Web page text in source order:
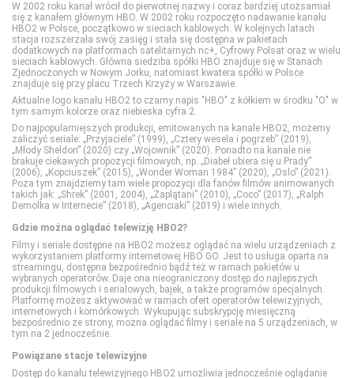
Eurosport 2
Extreme Sports Channel
Polsat Sport 1
Polsat Sport 2
Polsat Sport 3
Polsat Sport Extra 1
Polsat Sport Extra 2
Polsat Sport Extra 3
Polsat Sport Extra 4
Fokus TV
HISTORY
HISTORY 2
ID
Nat Geo People
National Geographic
National Geographic Wild
PLANETE+
Polsat Doku
Polsat Play
Polsat Rodzina
TLC
TTV
TVN Style
TVN Turbo
TVP Kobieta
Nicktoons
TVP ABC
W 2002 roku kanał wrócił do pierwotnej nazwy i coraz bardziej utożsamiał
się z kanałem głównym HBO. W 2002 roku rozpoczęto nadawanie kanału
HBO2 w Polsce, początkowo w sieciach kablowych. W kolejnych latach
stacja rozszerzała swój zasięg i stała się dostępna w pakietach
dodatkowych na platformach satelitarnych nc+, Cyfrowy Polsat oraz w wielu
sieciach kablowych. Główna siedziba spółki HBO znajduje się w Stanach
Zjednoczonych w Nowym Jorku, natomiast kwatera spółki w Polsce
znajduje się przy placu Trzech Krzyży w Warszawie.
Aktualne logo kanału HBO2 to czarny napis "HBO" z kółkiem w środku "O" w
tym samym kolorze oraz niebieska cyfra 2.
Do najpopularniejszych produkcji, emitowanych na kanale HBO2, możemy
zaliczyć seriale: „Przyjaciele” (1999), „Cztery wesela i pogrzeb” (2019),
„Młody Sheldon” (2020) czy „Wojownik” (2020). Ponadto na kanale nie
brakuje ciekawych propozycji filmowych, np. „Diabeł ubiera się u Prady”
(2006), „Kopciuszek” (2015), „Wonder Woman 1984” (2020), „Oslo” (2021).
Poza tym znajdziemy tam wiele propozycji dla fanów filmów animowanych
takich jak: „Shrek” (2001, 2004), „Zaplątani” (2010), „Coco” (2017), „Ralph
Demolka w Internecie” (2018), „Agenciaki” (2019) i wiele innych.
Gdzie można oglądać telewizję HBO2?
Filmy i seriale dostępne na HBO2 możesz oglądać na wielu urządzeniach z
wykorzystaniem platformy internetowej HBO GO. Jest to usługa oparta na
streamingu, dostępna bezpośrednio bądź też w ramach pakietów u
wybranych operatorów. Daje ona nieograniczony dostęp do najlepszych
produkcji filmowych i serialowych, bajek, a także programów specjalnych.
Platformę możesz aktywować w ramach ofert operatorów telewizyjnych,
internetowych i komórkowych. Wykupując subskrypcję miesięczną
bezpośrednio ze strony, można oglądać filmy i seriale na 5 urządzeniach, w
tym na 2 jednocześnie.
Powiązane stacje telewizyjne
Dostęp do kanału telewizyjnego HBO2 umożliwia jednocześnie oglądanie